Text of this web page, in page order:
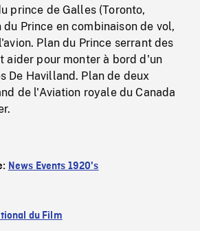
prince de Galles (Toronto,
Prince en combinaison de vol,
Plan du Prince serrant des
aider pour monter à bord d'un
De Havilland. Plan de deux
de l'Aviation royale du Canada
News Events 1920's
du Film